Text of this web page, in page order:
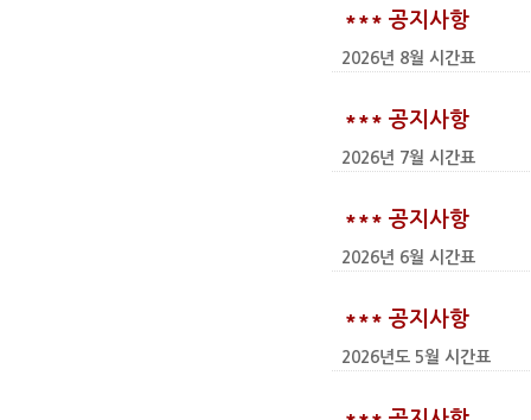
*** 공지사항
2026년 8월 시간표
*** 공지사항
2026년 7월 시간표
*** 공지사항
2026년 6월 시간표
*** 공지사항
2026년도 5월 시간표